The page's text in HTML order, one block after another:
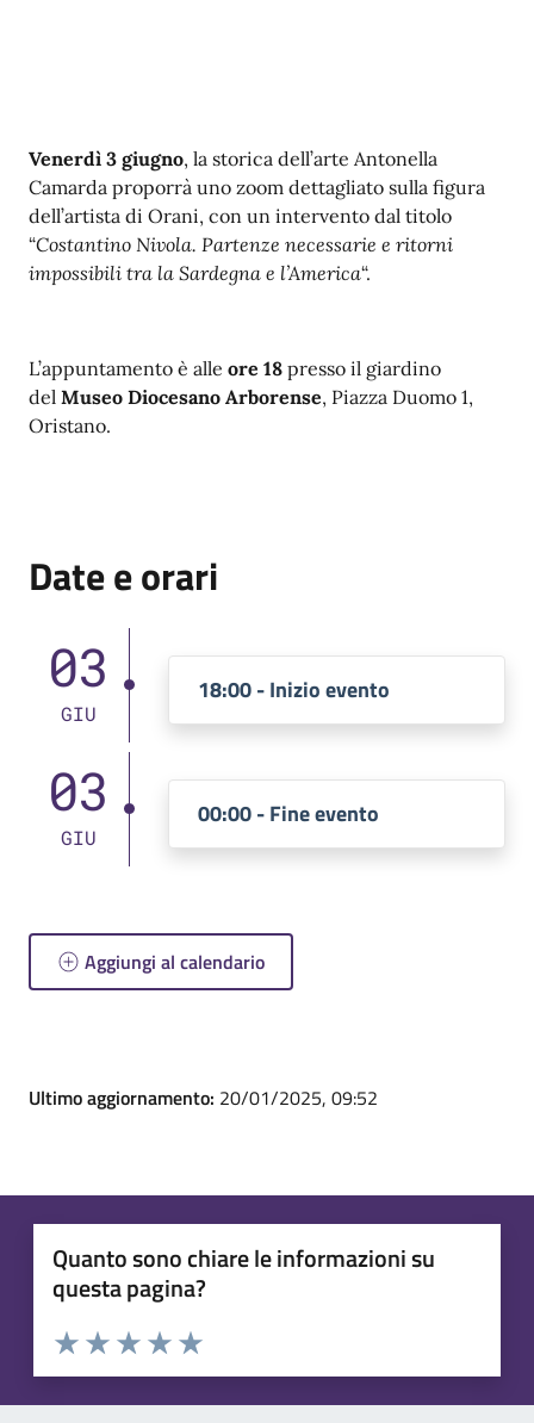
Venerdì 3 giugno, la storica dell’arte Antonella
Camarda proporrà uno zoom dettagliato sulla figura
dell’artista di Orani, con un intervento dal titolo
“Costantino Nivola. Partenze necessarie e ritorni
impossibili tra la Sardegna e l’America“.
L’appuntamento è alle ore 18 presso il giardino
del Museo Diocesano Arborense, Piazza Duomo 1,
Oristano.
Date e orari
03
GIU
18:00 - Inizio evento
03
GIU
00:00 - Fine evento
Aggiungi al calendario
Ultimo aggiornamento: 20/01/2025, 09:52
Quanto sono chiare le informazioni su
questa pagina?
Valuta 5 stelle su 5
Valuta 4 stelle su 5
Valuta 3 stelle su 5
Valuta 2 stelle su 5
Valuta 1 stelle su 5